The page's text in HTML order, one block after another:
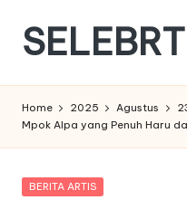
Skip
berita
indonesia
Home 2025 Agustus
Mpok Alpa yang Penuh Haru
Posted
BERITA ARTIS